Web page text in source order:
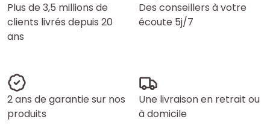
Plus de 3,5 millions de
clients livrés depuis 20
ans
Des conseillers à votre
écoute 5j/7
2 ans de garantie sur nos
produits
Une livraison en retrait ou
à domicile